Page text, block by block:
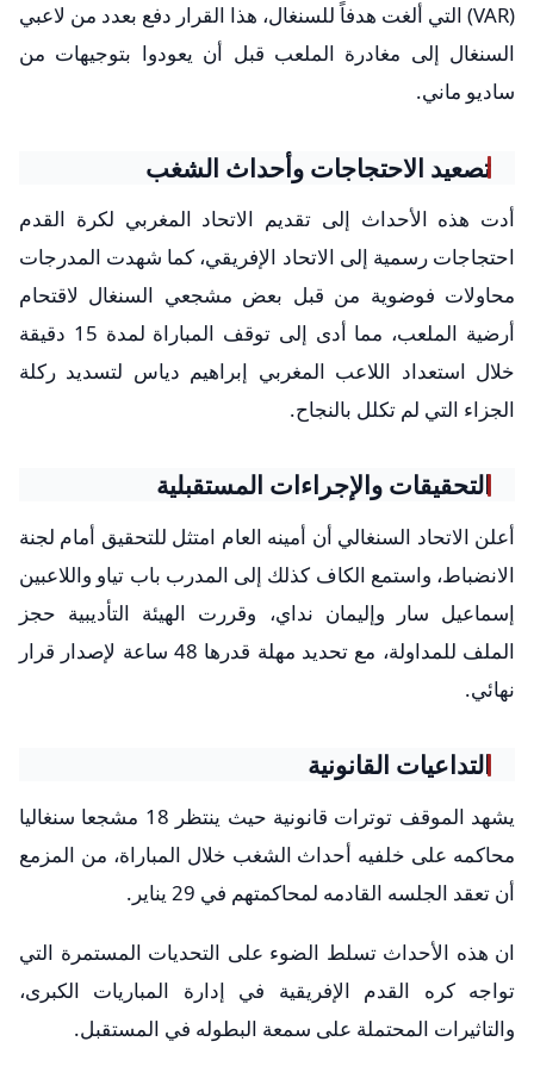
(VAR) التي ألغت هدفاً للسنغال، هذا القرار دفع بعدد من لاعبي
السنغال إلى مغادرة الملعب قبل أن يعودوا بتوجيهات من
ساديو ماني.
تصعيد الاحتجاجات وأحداث الشغب
أدت هذه الأحداث إلى تقديم الاتحاد المغربي لكرة القدم
احتجاجات رسمية إلى الاتحاد الإفريقي، كما شهدت المدرجات
محاولات فوضوية من قبل بعض مشجعي السنغال لاقتحام
أرضية الملعب، مما أدى إلى توقف المباراة لمدة 15 دقيقة
خلال استعداد اللاعب المغربي إبراهيم دياس لتسديد ركلة
الجزاء التي لم تكلل بالنجاح.
التحقيقات والإجراءات المستقبلية
أعلن الاتحاد السنغالي أن أمينه العام امتثل للتحقيق أمام لجنة
الانضباط، واستمع الكاف كذلك إلى المدرب باب تياو واللاعبين
إسماعيل سار وإليمان نداي، وقررت الهيئة التأديبية حجز
الملف للمداولة، مع تحديد مهلة قدرها 48 ساعة لإصدار قرار
نهائي.
التداعيات القانونية
يشهد الموقف توترات قانونية حيث ينتظر 18 مشجعا سنغاليا
محاكمه على خلفيه أحداث الشغب خلال المباراة، من المزمع
أن تعقد الجلسه القادمه لمحاكمتهم في 29 يناير.
ان هذه الأحداث تسلط الضوء على التحديات المستمرة التي
تواجه كره القدم الإفريقية في إدارة المباريات الكبرى،
والتاثيرات المحتملة على سمعة البطوله في المستقبل.